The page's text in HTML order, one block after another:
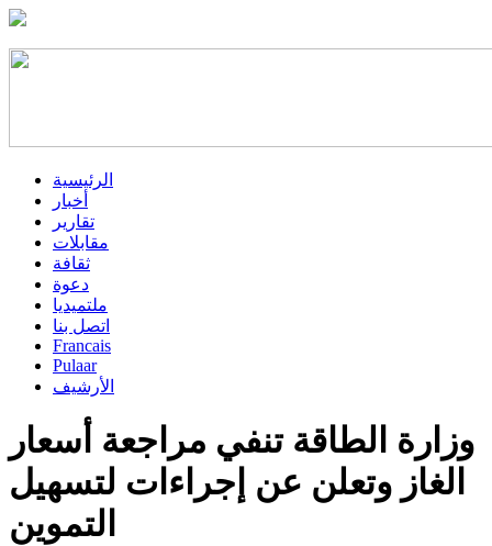
الرئيسية
أخبار
تقارير
مقابلات
ثقافة
دعوة
ملتميديا
اتصل بنا
Francais
Pulaar
الأرشيف
وزارة الطاقة تنفي مراجعة أسعار
الغاز وتعلن عن إجراءات لتسهيل
التموين